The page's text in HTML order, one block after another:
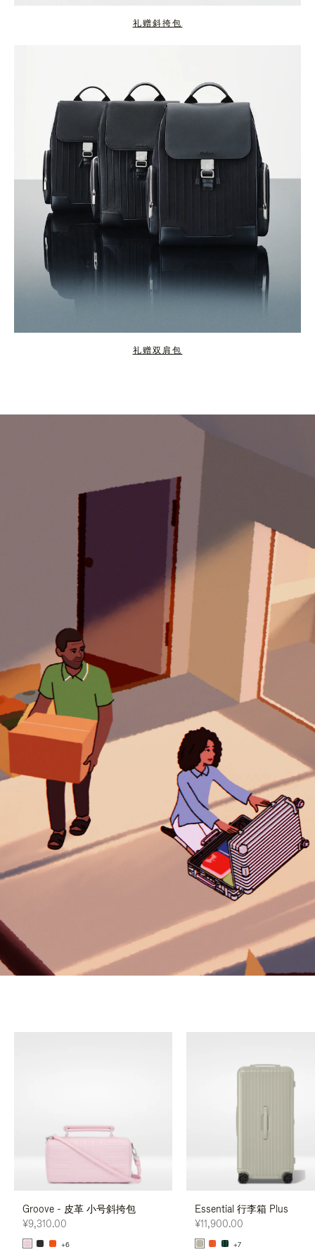
礼赠斜挎包
礼赠双肩包
Groove - 皮革 小号斜挎包
¥9,310.00
+6
Essential 行李箱 Plus
¥11,900.00
+7